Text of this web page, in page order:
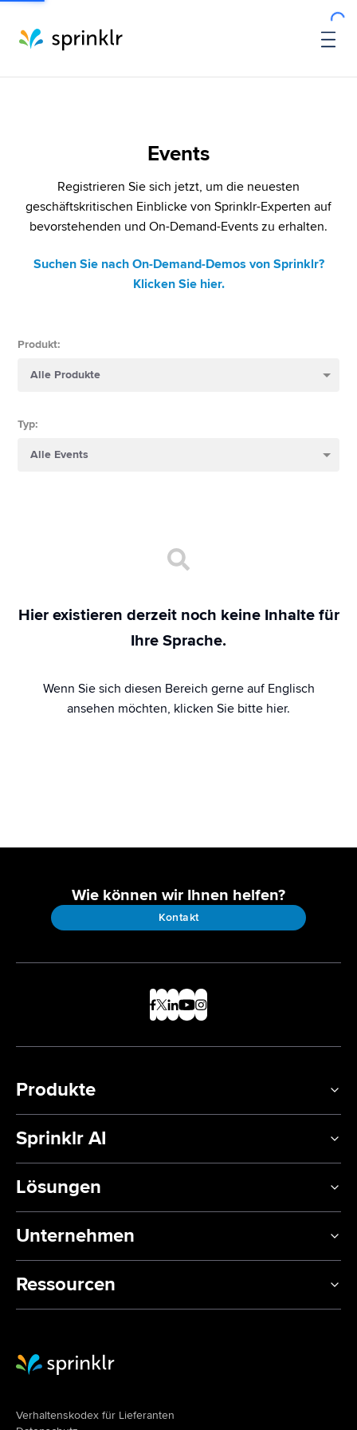
Events
Registrieren Sie sich jetzt, um die neuesten
geschäftskritischen Einblicke von Sprinklr-Experten auf
bevorstehenden und On-Demand-Events zu erhalten.
Suchen Sie nach On-Demand-Demos von Sprinklr?
Klicken Sie hier.
Produkt:
Typ:
Hier existieren derzeit noch keine Inhalte für
Ihre Sprache.
Wenn Sie sich diesen Bereich gerne auf Englisch
ansehen möchten, klicken Sie bitte hier.
Wie können wir Ihnen helfen?
Kontakt
Produkte
Sprinklr AI
Lösungen
Unternehmen
Ressourcen
Sprinklr Website Home
Verhaltenskodex für Lieferanten